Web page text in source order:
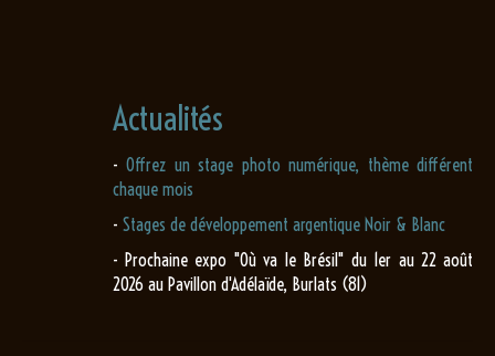
Actualités
-Offrez un stage photo numérique, thème différent
chaque mois
- Stages de développement argentique Noir & Blanc
- Prochaine expo "Où va le Brésil" du 1er au 22 août
2026 au Pavillon d'Adélaïde, Burlats (81)